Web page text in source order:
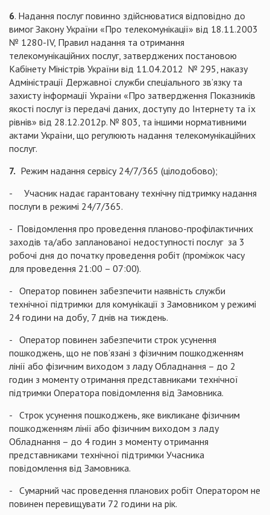
6. Надання послуг повинно здійснюватися відповідно до
вимог Закону України «Про телекомунікації» від 18.11.2003
№ 1280-ІV, Правил надання та отримання
телекомунікаційних послуг, затверджених постановою
Кабінету Міністрів України від 11.04.2012 № 295, наказу
Адміністрації Державної служби спеціального зв’язку та
захисту інформації України «Про затвердження Показників
якості послуг із передачі даних, доступу до Інтернету та їх
рівнів» від 28.12.2012р. № 803, та іншими нормативними
актами України, що регулюють надання телекомунікаційних
послуг.
7. Режим надання сервісу 24/7/365 (цілодобово);
- Учасник надає гарантовану технічну підтримку надання
послуги в режимі 24/7/365.
- Повідомлення про проведення планово-профілактичних
заходів та/або запланованої недоступності послуг за 3
робочі дня до початку проведення робіт (проміжок часу
для проведення 21:00 – 07:00).
- Оператор повинен забезпечити наявність служби
технічної підтримки для комунікації з Замовником у режимі
24 години на добу, 7 днів на тиждень.
- Оператор повинен забезпечити строк усунення
пошкоджень, що не пов’язані з фізичним пошкодженням
лінії або фізичним виходом з ладу Обладнання – до 2
годин з моменту отримання представниками технічної
підтримки Оператора повідомлення від Замовника.
- Строк усунення пошкоджень, яке викликане фізичним
пошкодженням лінії або фізичним виходом з ладу
Обладнання – до 4 годин з моменту отримання
представниками технічної підтримки Учасника
повідомлення від Замовника.
- Сумарний час проведення планових робіт Оператором не
повинен перевищувати 72 години на рік.